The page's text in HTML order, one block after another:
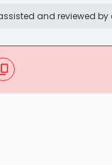
and reviewed by